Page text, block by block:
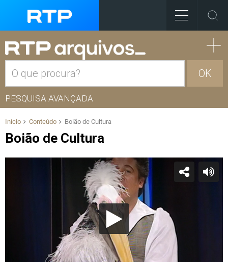
OK
PESQUISA AVANÇADA
Início Conteúdo Boião de Cultura
Boião de Cultura